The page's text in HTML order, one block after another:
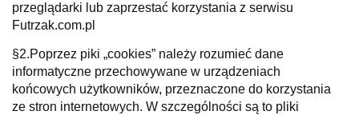
przeglądarki lub zaprzestać korzystania z serwisu
Futrzak.com.pl
§2.Poprzez piki „cookies” należy rozumieć dane
informatyczne przechowywane w urządzeniach
końcowych użytkowników, przeznaczone do korzystania
ze stron internetowych. W szczególności są to pliki